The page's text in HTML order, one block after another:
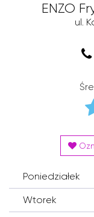
ENZO
ul.
Poniedziałek
Wtorek